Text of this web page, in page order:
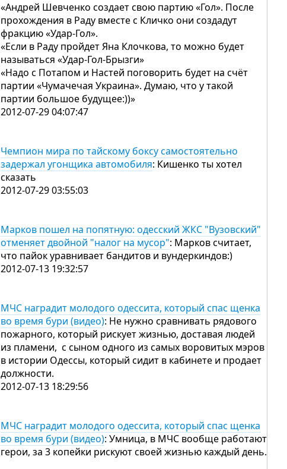
«Андрей Шевченко создает свою партию «Гол». После
прохождения в Раду вместе с Кличко они создадут
фракцию «Удар-Гол».
«Если в Раду пройдет Яна Клочкова, то можно будет
называться «Удар-Гол-Брызги»
«Надо с Потапом и Настей поговорить будет на счёт
партии «Чумачечая Украина». Думаю, что у такой
партии большое будущее:))»
2012-07-29 04:07:47
Чемпион мира по тайскому боксу самостоятельно
задержал угонщика автомобиля: Кишенко ты хотел
сказать
2012-07-29 03:55:03
Марков пошел на попятную: одесский ЖКС "Вузовский"
отменяет двойной "налог на мусор": Марков считает,
что пайок уравнивает бандитов и вундеркиндов:)
2012-07-13 19:32:57
МЧС наградит молодого одессита, который спас щенка
во время бури (видео): Не нужно сравнивать рядового
пожарного, который рискует жизнью, доставая людей
из пламени, с сыном одного из самых воровитых мэров
в истории Одессы, который сидит в кабинете и продает
должности.
2012-07-13 18:29:56
МЧС наградит молодого одессита, который спас щенка
во время бури (видео): Умница, в МЧС вообще работают
герои, за 3 копейки рискуют своей жизнью каждый день.